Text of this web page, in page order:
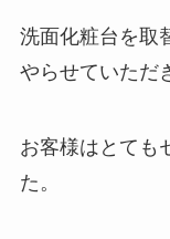
洗面化粧台を取
やらせていただ
お客様はとても
た。